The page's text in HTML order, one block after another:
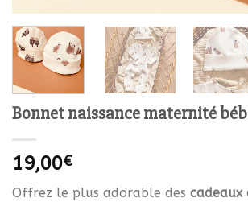
Bonnet naissance maternité
19,00€
Offrez le plus adorable des cadeaux